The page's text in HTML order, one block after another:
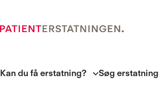
Kan du få erstatning? Søg erstatning